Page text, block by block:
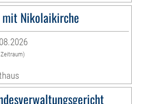
Nikolaikirche